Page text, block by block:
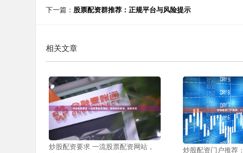
下一篇： 股票配资群推荐：正规平台与风险提示
相关文章
炒股配资要求 一流股票配资网站，
炒股配资门户推荐